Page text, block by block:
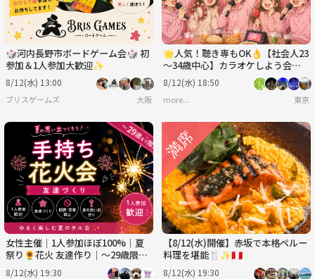
🎲河内長野市ボードゲーム会🎲 初
参加＆1人参加大歓迎✨️
8/12(水) 13:00
ブリスゲームズ 大阪
🌟人気！聴き専もOK👌【社会人23
～34歳中心】カラオケしよう会🎤
【初めまして大歓迎🔰】
8/12(水) 18:50
more... 東京
女性主催｜1人参加ほぼ100%｜夏
祭り🌻花火 友達作り｜〜29歳限
定 友達作り
8/12(水) 19:30
【8/12(水)開催】赤坂で本格ペルー
料理を堪能🍴✨🇵🇪
8/12(水) 19:30